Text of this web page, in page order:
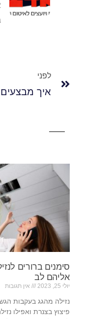
לפני
איך
סימנים ברורים
אליהם לב
יולי 25, 2023 אין תגובות
נזילה מהגג בעקבות
פיצוץ בצנרת ואפילו